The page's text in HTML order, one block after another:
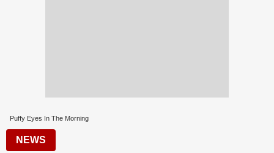
Puffy Eyes In The Morning
NEWS